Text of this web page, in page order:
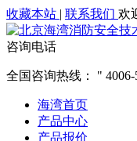
收藏本站 | 联系我们 欢
咨询电话
全国咨询热线：
海湾首页
产品中心
产品报价